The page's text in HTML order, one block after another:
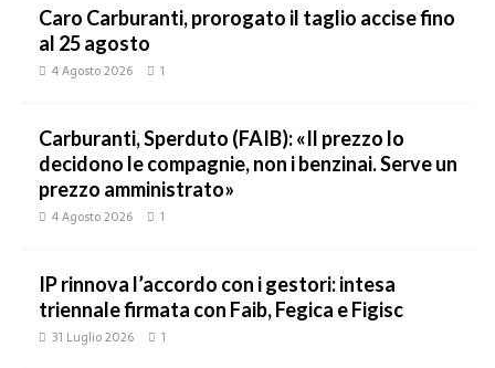
Caro Carburanti, prorogato il taglio accise fino
al 25 agosto
4 Agosto 2026 1
Carburanti, Sperduto (FAIB): «Il prezzo lo
decidono le compagnie, non i benzinai. Serve un
prezzo amministrato»
4 Agosto 2026 1
IP rinnova l’accordo con i gestori: intesa
triennale firmata con Faib, Fegica e Figisc
31 Luglio 2026 1